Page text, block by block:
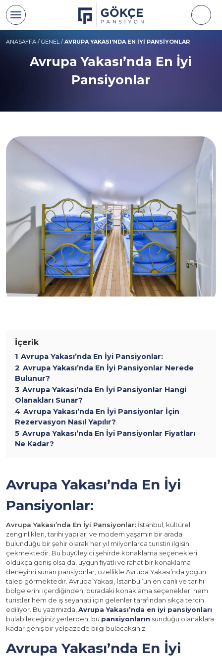
ANASAYFA / GENEL/ AVRUPA YAKASI’NDA EN İYI PANSIYONLAR
Avrupa Yakası’nda En İyi
Pansiyonlar
İçerik
1 Avrupa Yakası’nda En İyi Pansiyonlar:
2 Avrupa Yakası’nda En İyi Pansiyonlar Nerede
Bulunur?
3 Avrupa Yakası’nda En İyi Pansiyonlar Hangi
Olanakları Sunar?
4 Avrupa Yakası’nda En İyi Pansiyonlar İçin
Rezervasyon Nasıl Yapılır?
5 Avrupa Yakası’nda En İyi Pansiyonlar Fiyatları
Ne Kadar?
Avrupa Yakası’nda En İyi
Pansiyonlar:
Avrupa Yakası’nda En İyi Pansiyonlar: İstanbul, kültürel
zenginlikleri, tarihi yapıları ve modern yaşamın bir arada
bulunduğu bir şehir olarak her yıl milyonlarca turistin ilgisini
çekmektedir. Bu büyüleyici şehirde konaklama seçenekleri
oldukça geniş olsa da, uygun fiyatlı ve rahat bir konaklama
deneyimi sunan pansiyonlar, özellikle Avrupa Yakası’nda yoğun
talep görmektedir. Avrupa Yakası, İstanbul’un en canlı ve tarihi
bölgelerini içerdiğinden, buradaki konaklama seçenekleri hem
turistler hem de iş seyahati için gelenler tarafından sıkça tercih
ediliyor. Bu yazımızda, Avrupa Yakası’nda en iyi pansiyonları
bulabileceğiniz yerlerden, bu pansiyonların sunduğu olanaklara
kadar geniş bir yelpazede bilgi bulacaksınız.
Avrupa Yakası’nda En İyi